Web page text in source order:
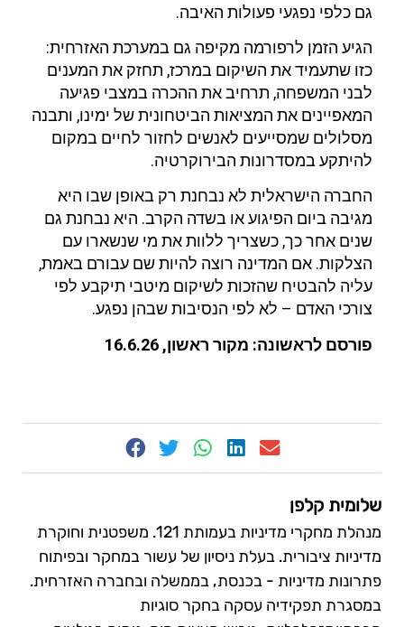
גם כלפי נפגעי פעולות האיבה.
הגיע הזמן לרפורמה מקיפה גם במערכת האזרחית:
כזו שתעמיד את השיקום במרכז, תחזק את המענים
לבני המשפחה, תרחיב את ההכרה במצבי פגיעה
המאפיינים את המציאות הביטחונית של ימינו, ותבנה
מסלולים שמסייעים לאנשים לחזור לחיים במקום
להיתקע במסדרונות הבירוקרטיה.
החברה הישראלית לא נבחנת רק באופן שבו היא
מגיבה ביום הפיגוע או בשדה הקרב. היא נבחנת גם
שנים אחר כך, כשצריך ללוות את מי שנשארו עם
הצלקות. אם המדינה רוצה להיות שם עבורם באמת,
עליה להבטיח שהזכות לשיקום מיטבי תיקבע לפי
צורכי האדם – לא לפי הנסיבות שבהן נפגע.
פורסם לראשונה: מקור ראשון, 16.6.26
שלומית קלפן
מנהלת מחקרי מדיניות בעמותת 121. משפטנית וחוקרת
מדיניות ציבורית. בעלת ניסיון של עשור במחקר ובפיתוח
פתרונות מדיניות - בכנסת, בממשלה ובחברה האזרחית.
במסגרת תפקידיה עסקה בחקר סוגיות